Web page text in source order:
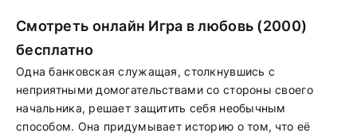
Смотреть онлайн Игра в любовь (2000)
бесплатно
Одна банковская служащая, столкнувшись с
неприятными домогательствами со стороны своего
начальника, решает защитить себя необычным
способом. Она придумывает историю о том, что её